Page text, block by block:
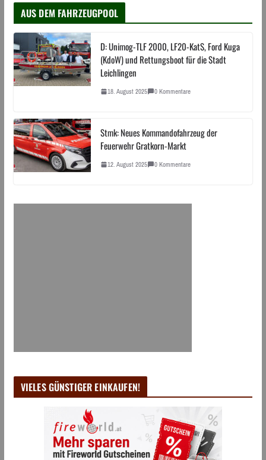
AUS DEM FAHRZEUGPOOL
D: Unimog-TLF 2000, LF20-KatS, Ford Kuga
(KdoW) und Rettungsboot für die Stadt
Leichlingen
18. August 2025 0 Kommentare
Stmk: Neues Kommandofahrzeug der
Feuerwehr Gratkorn-Markt
12. August 2025 0 Kommentare
VIELES GÜNSTIGER EINKAUFEN!